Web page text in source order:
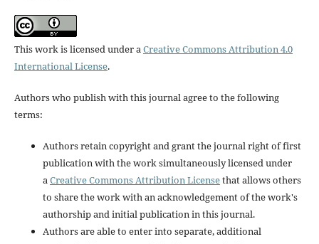
This work is licensed under aCreative Commons Attribution 4.0
International License.
Authors who publish with this journal agree to the following
terms:
Authors retain copyright and grant the journal right of first
publication with the work simultaneously licensed under
aCreative Commons Attribution Licensethat allows others
to share the work with an acknowledgement of the work's
authorship and initial publication in this journal.
Authors are able to enter into separate, additional